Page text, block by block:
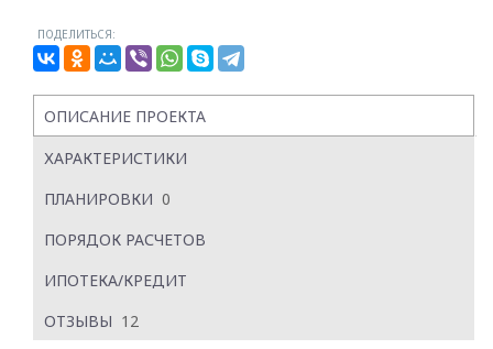
ПОДЕЛИТЬСЯ:
ОПИСАНИЕ ПРОЕКТА
ХАРАКТЕРИСТИКИ
ПЛАНИРОВКИ 0
ПОРЯДОК РАСЧЕТОВ
ИПОТЕКА/КРЕДИТ
ОТЗЫВЫ 12